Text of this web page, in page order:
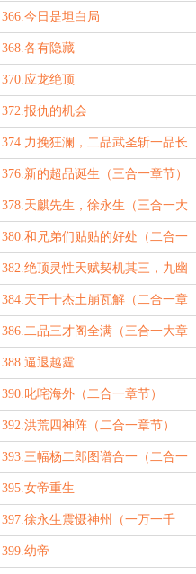
366.今日是坦白局
368.各有隐藏
370.应龙绝顶
372.报仇的机会
374.力挽狂澜，二品武圣斩一品长
生！（第三更）
376.新的超品诞生（三合一章节）
378.天麒先生，徐永生（三合一大
章节）
380.和兄弟们贴贴的好处（二合一
章节）
382.绝顶灵性天赋契机其三，九幽
火髓（二合一章节）
384.天干十杰土崩瓦解（二合一章
节）
386.二品三才阁全满（三合一大章
节）
388.逼退越霆
390.叱咤海外（二合一章节）
392.洪荒四神阵（二合一章节）
393.三幅杨二郎图谱合一（二合一
章节）
395.女帝重生
397.徐永生震慑神州（一万一千
字，三合一大章节）
399.幼帝